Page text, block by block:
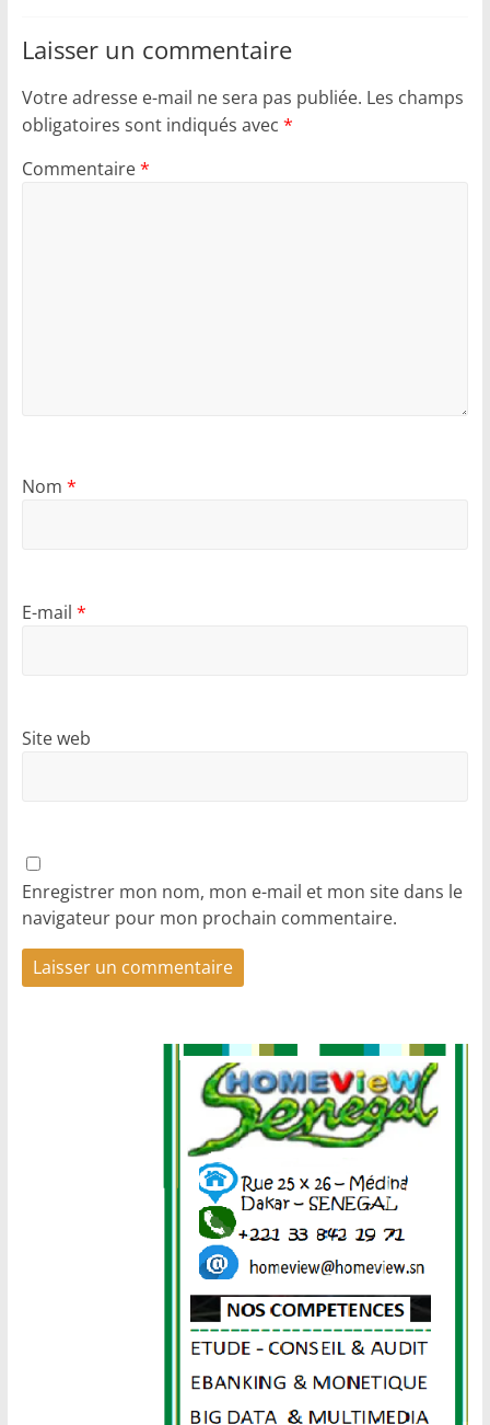
Laisser un commentaire
Votre adresse e-mail ne sera pas publiée. Les champs
obligatoires sont indiqués avec *
Commentaire*
Nom *
E-mail *
Site web
Enregistrer mon nom, mon e-mail et mon site dans le
navigateur pour mon prochain commentaire.